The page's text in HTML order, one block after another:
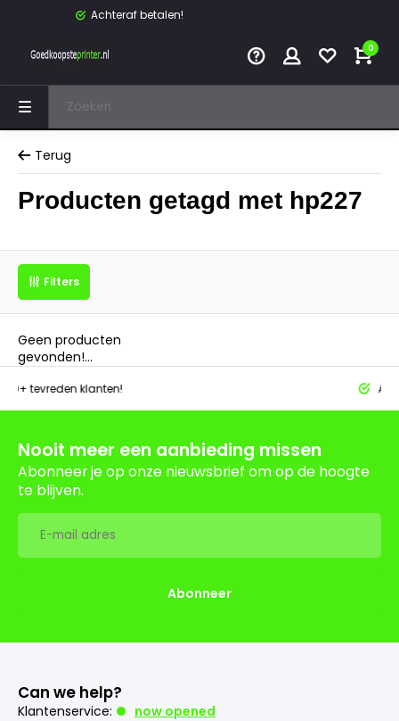
Achteraf betalen!
0
Terug
Producten getagd met hp227
Filters
Geen producten
gevonden!...
klanten!
Nooit meer een aanbieding missen
Abonneer je op onze nieuwsbrief om op de hoogte
te blijven.
Abonneer
Can we help?
Klantenservice:
now opened